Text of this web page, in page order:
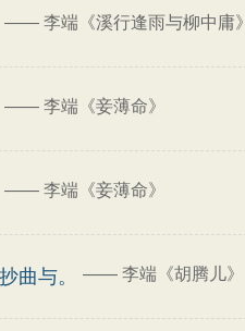
—— 李端《溪行逢雨与柳中庸》
—— 李端《妾薄命》
—— 李端《妾薄命》
曲与。 —— 李端《胡腾儿》